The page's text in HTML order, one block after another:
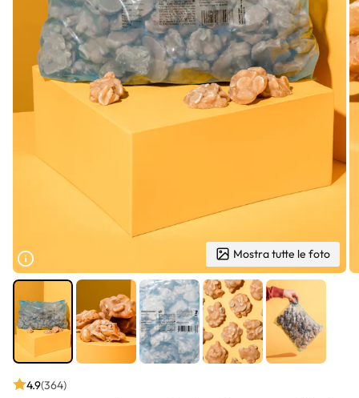
Mostra tutte le foto
4.9(364)